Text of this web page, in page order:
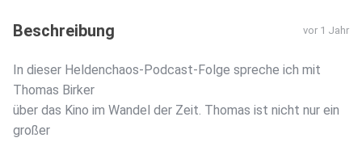
Beschreibung vor 1 Jahr
In dieser Heldenchaos-Podcast-Folge spreche ich mit
Thomas Birker
über das Kino im Wandel der Zeit. Thomas ist nicht nur ein
großer